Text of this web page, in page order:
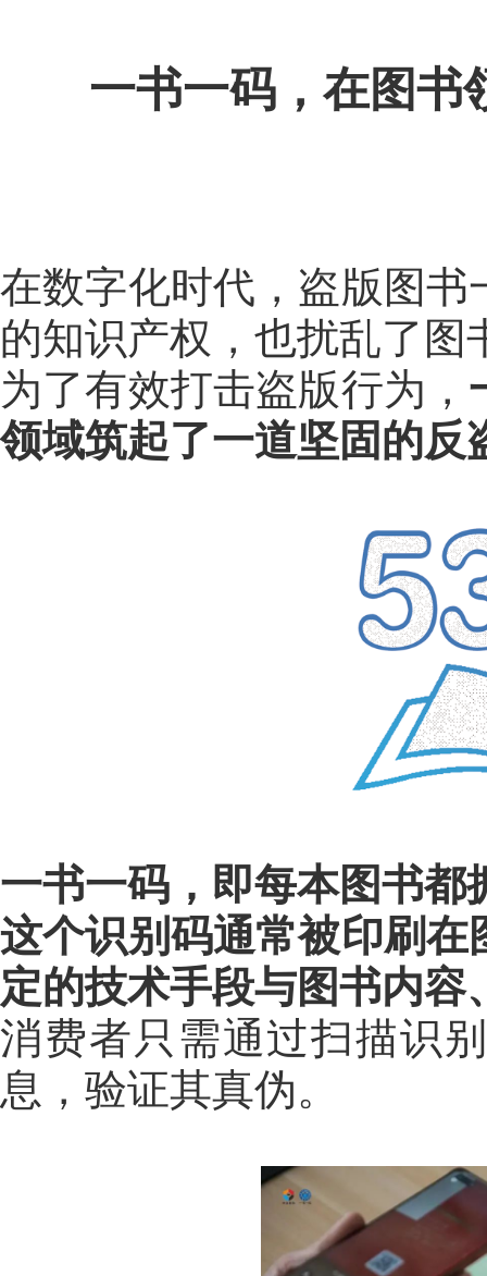
一书一码，在图书
在数字化时代，盗版图
的知识产权，也扰乱了图
为了有效打击盗版行为，
领域筑起了一道坚固的反
一书一码，即每本图书都
这个识别码通常被印刷
定的技术手段与图书内
消费者只需通过扫描识
息，验证其真伪。